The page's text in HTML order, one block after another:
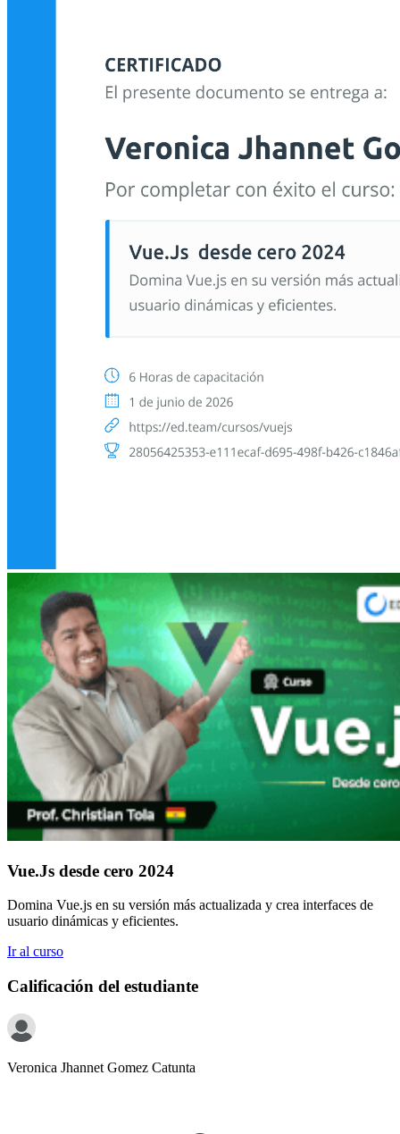
Vue.Js desde cero 2024
Domina Vue.js en su versión más actualizada y crea interfaces de
usuario dinámicas y eficientes.
Ir al curso
Calificación del estudiante
Veronica Jhannet Gomez Catunta